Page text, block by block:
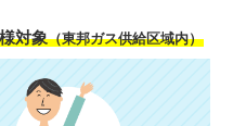
対象（東邦ガス供給区域内）